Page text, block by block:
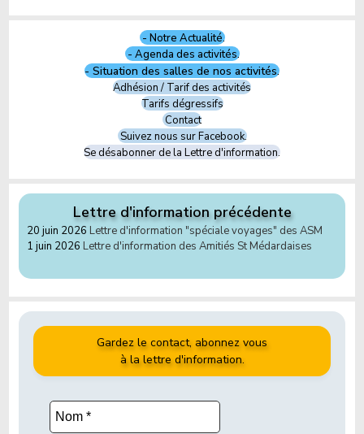
- Notre Actualité.
- Agenda des activités.
- Situation des salles de nos activités.
Adhésion / Tarif des activités
Tarifs dégressifs
Contact
Suivez nous sur Facebook.
Se désabonner de la Lettre d'information.
Lettre d'information précédente
20 juin 2026 Lettre d'information "spéciale voyages" des ASM
1 juin 2026 Lettre d'information des Amitiés St Médardaises
Gardez le contact, abonnez vous
à la lettre d'information.